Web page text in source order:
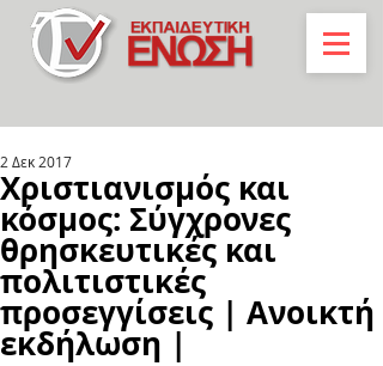
Χριστιανισμός και
κόσμος: Σύγχρονες
θρησκευτικές και
πολιτιστικές
προσεγγίσεις | Ανοικτή
εκδήλωση |
2 Δεκ 2017